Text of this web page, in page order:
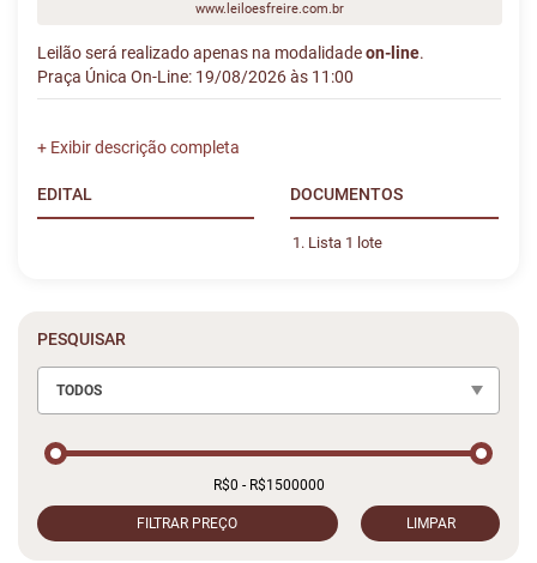
www.leiloesfreire.com.br
Leilão será realizado apenas na modalidadeon-line.
Praça Única On-Line: 19/08/2026 às 11:00
EDITAL DOCUMENTOS
Lista 1 lote
PESQUISAR
TODOS
FILTRAR PREÇO LIMPAR